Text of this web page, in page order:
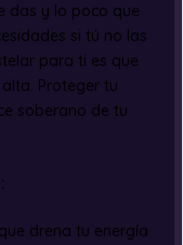
das y lo poco que
si tú no las
para ti es que
Proteger tu
soberano de tu
drena tu energía